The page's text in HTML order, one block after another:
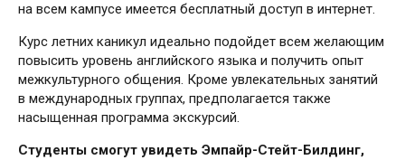
на всем кампусе имеется бесплатный доступ в интернет.
Курс летних каникул идеально подойдет всем желающим
повысить уровень английского языка и получить опыт
межкультурного общения. Кроме увлекательных занятий
в международных группах, предполагается также
насыщенная программа экскурсий.
Студенты смогут увидеть Эмпайр-Стейт-Билдинг,